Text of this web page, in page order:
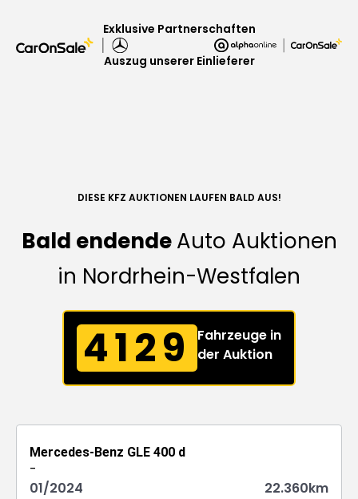
Exklusive Partnerschaften
Auszug unserer Einlieferer
DIESE KFZ AUKTIONEN LAUFEN BALD AUS!
Bald endendeAuto Auktionen
in Nordrhein-Westfalen
4129
Fahrzeuge in
der Auktion
Mercedes-Benz GLE 400 d
-
01/2024
22.360km